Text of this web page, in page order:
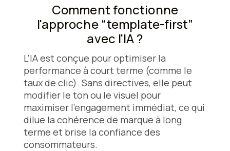
Comment fonctionne
l'approche “template-first”
avec l'IA ?
L'IA est conçue pour optimiser la
performance à court terme (comme le
taux de clic). Sans directives, elle peut
modifier le ton ou le visuel pour
maximiser l'engagement immédiat, ce qui
dilue la cohérence de marque à long
terme et brise la confiance des
consommateurs.